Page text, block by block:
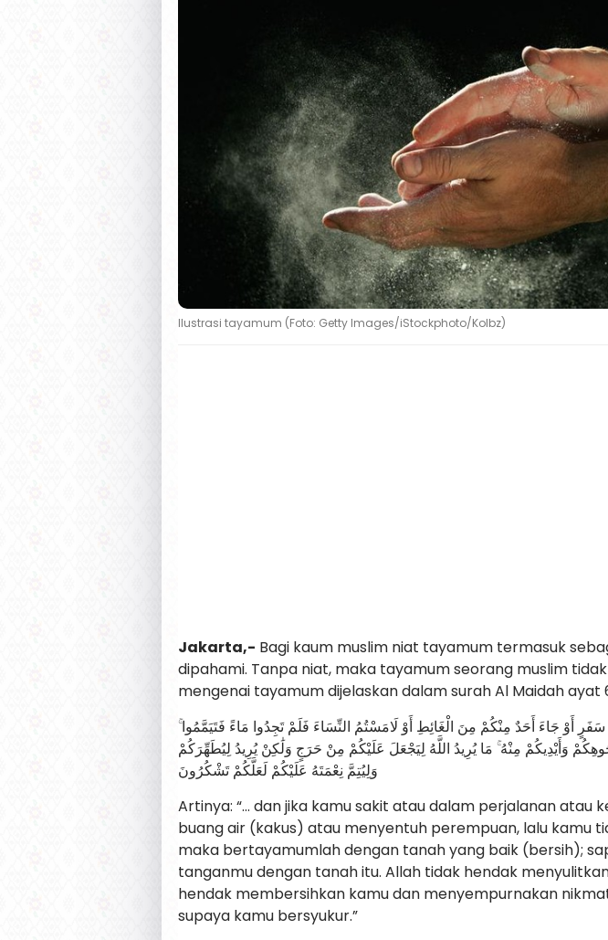
Ilustrasi tayamum (Foto: Getty Images/iStockphoto/Kolbz)
Jakarta,- Bagi kaum muslim niat tayamum termasuk
dipahami. Tanpa niat, maka tayamum seorang muslim
mengenai tayamum dijelaskan dalam surah Al Maidah ayat
ۚ وَإِنْ كُنْتُمْ مَرْضَىٰ أَوْ عَلَىٰ سَفَرٍ أَوْ جَاءَ أَحَدٌ مِنْكُمْ مِنَ الْغَائِطِ أَوْ لَامَسْتُمُ النِّسَاءَ فَلَمْ تَجِدُوا مَاءً فَتَيَمَّمُوا
وَأَيْدِيكُمْ مِنْهُ ۚ مَا يُرِيدُ اللَّهُ لِيَجْعَلَ عَلَيْكُمْ مِنْ حَرَجٍ وَلَٰكِنْ يُرِيدُ لِيُطَهِّرَكُمْ
وَلِيُتِمَّ نِعْمَتَهُ عَلَيْكُمْ لَعَلَّكُمْ تَشْكُرُونَ
Artinya: “… dan jika kamu sakit atau dalam perjalanan atau
buang air (kakus) atau menyentuh perempuan, lalu kamu
maka bertayamumlah dengan tanah yang baik (bersih);
tanganmu dengan tanah itu. Allah tidak hendak
hendak membersihkan kamu dan menyempurnakan
supaya kamu bersyukur.”